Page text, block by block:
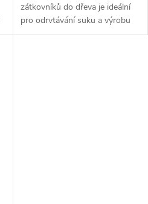
zátkovníků do dřeva je ideální
pro odrvtávání suku a výrobu
zátek na vyspravení. Sada